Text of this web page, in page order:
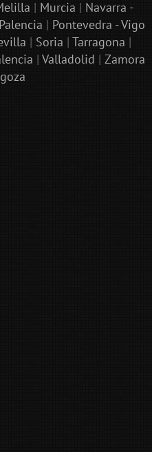
| Murcia | Navarra -
Palencia | Pontevedra - Vigo
| Soria | Tarragona |
| Valladolid | Zamora